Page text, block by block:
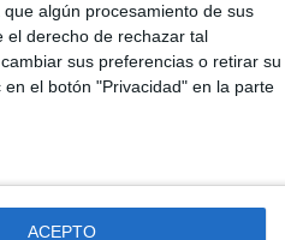
algún procesamiento de sus
el derecho de rechazar tal
sus preferencias o retirar su
el botón "Privacidad" en la parte
ACEPTO